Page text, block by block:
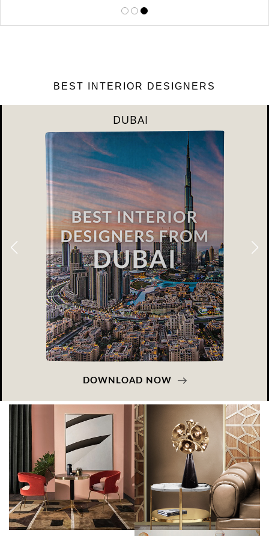
BEST INTERIOR DESIGNERS
DUBAI
DOWNLOAD NOW